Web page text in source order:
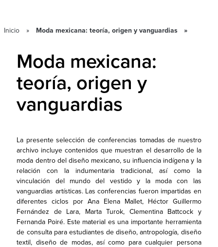
Inicio Moda mexicana: teoría, origen y vanguardias
Moda mexicana:
teoría, origen y
vanguardias
La presente selección de conferencias tomadas de nuestro
archivo incluye contenidos que muestran el desarrollo de la
moda dentro del diseño mexicano, su influencia indígena y la
relación con la indumentaria tradicional, así como la
vinculación del mundo del vestido y la moda con las
vanguardias artísticas. Las conferencias fueron impartidas en
diferentes ciclos por Ana Elena Mallet, Héctor Guillermo
Fernández de Lara, Marta Turok, Clementina Battcock y
Fernanda Poiré. Este material es una importante herramienta
de consulta para estudiantes de diseño, antropología, diseño
textil, diseño de modas, así como para cualquier persona